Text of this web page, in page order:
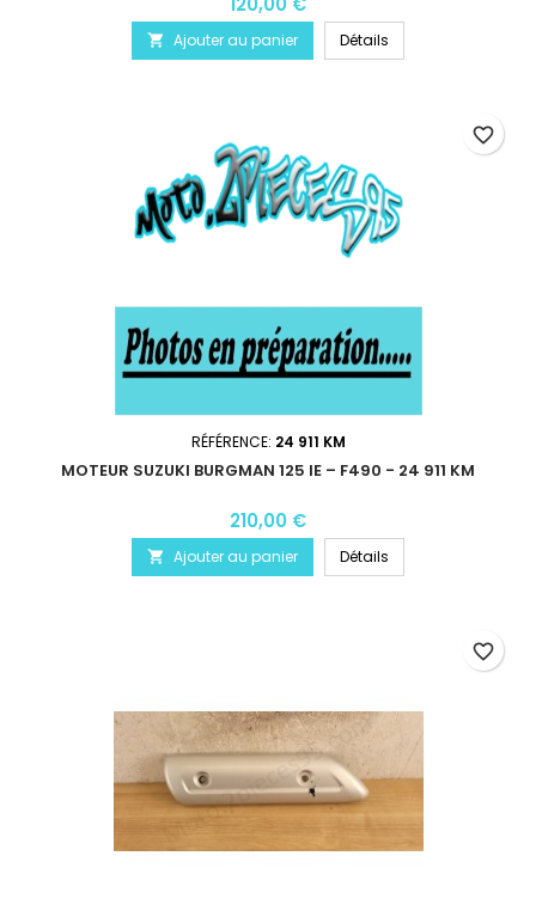
 Ajouter au panier Détails
RÉFÉRENCE: 24 911 KM
MOTEUR SUZUKI BURGMAN 125 IE – F490 - 24 911 KM
210,00 €
 Ajouter au panier Détails
favorite_border
favorite_border